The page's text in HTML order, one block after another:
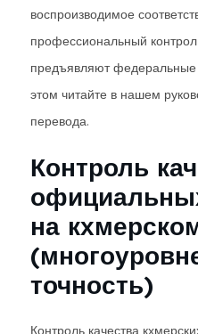
воспроизводимое
профессиональный
предъявляют федеральные
этом читайте в нашем
перевода.
Контроль
на
точность)
Контроль качества